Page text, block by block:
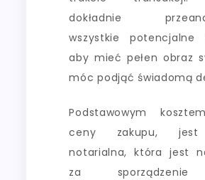
dokładnie
wszystkie potencjalne
aby mieć pełen obraz
móc podjąć świadomą
Podstawowym
ceny zakupu,
notarialna, która jest
za